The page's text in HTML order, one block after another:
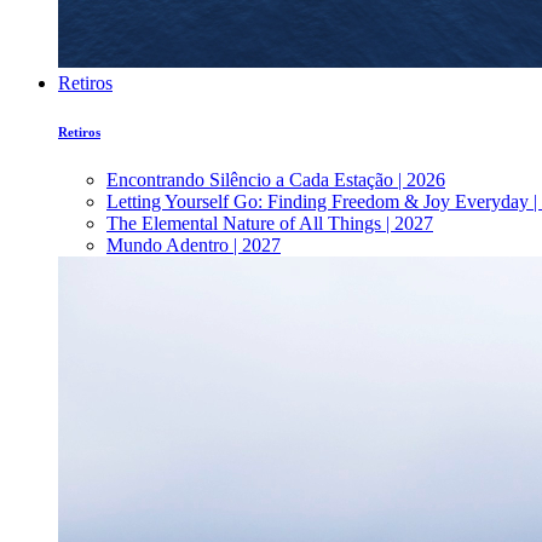
Retiros
Retiros
Encontrando Silêncio a Cada Estação | 2026
Letting Yourself Go: Finding Freedom & Joy Everyday |
The Elemental Nature of All Things | 2027
Mundo Adentro | 2027